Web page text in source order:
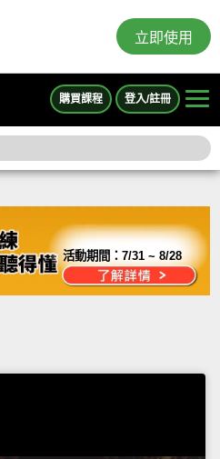
立即使用
購買課程 登入/註冊
活動期間：7/31 ~ 8/28